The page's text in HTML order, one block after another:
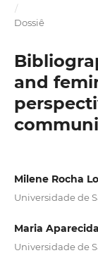
/
Dossiê
and
Milene Rocha
Universidade de
Maria
Universidade de